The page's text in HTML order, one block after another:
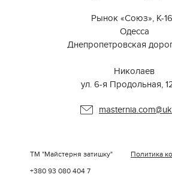
Рынок «Союз», К-
Одесса
Днепропетровская
Николаев
ул. 6-я Продольная,
ТМ "Майстерня затишку"
+380 93 080 404 7
Политика